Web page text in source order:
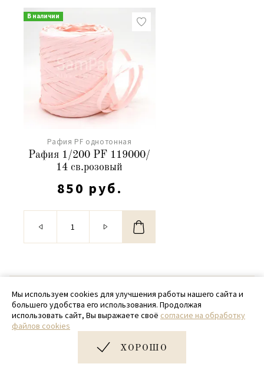
В наличии
Рафия PF однотонная
Рафия 1/200 PF 119000/
14 св.розовый
850 руб.
© 2020 - 2026 SamPack
+ 7 (918) 699-97-87
zakaz@sampack.store
Дизайн и разработка сайта
Мы используем cookies для улучшения работы нашего сайта и
большего удобства его использования. Продолжая
использовать сайт, Вы выражаете своё согласие на обработку
файлов cookies
ХОРОШО